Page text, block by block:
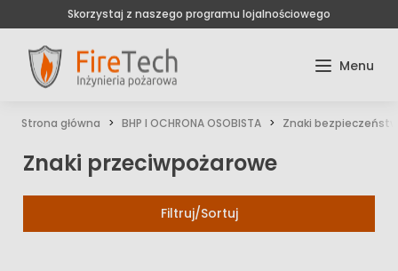
Skorzystaj z naszego programu lojalnościowego
Strona główna BHP I OCHRONA OSOBISTA Znaki
Znaki przeciwpożarowe
Filtruj/Sortuj